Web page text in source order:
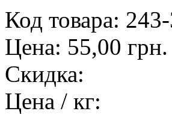
Код товара:
Цена: 55,00 грн.
Скидка:
Цена / кг: